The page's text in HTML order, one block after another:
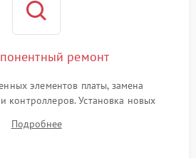
ремонт
элементов платы, замена
контроллеров. Установка новых
затвора или двигателя
геометрии тубуса объектива
Подробнее